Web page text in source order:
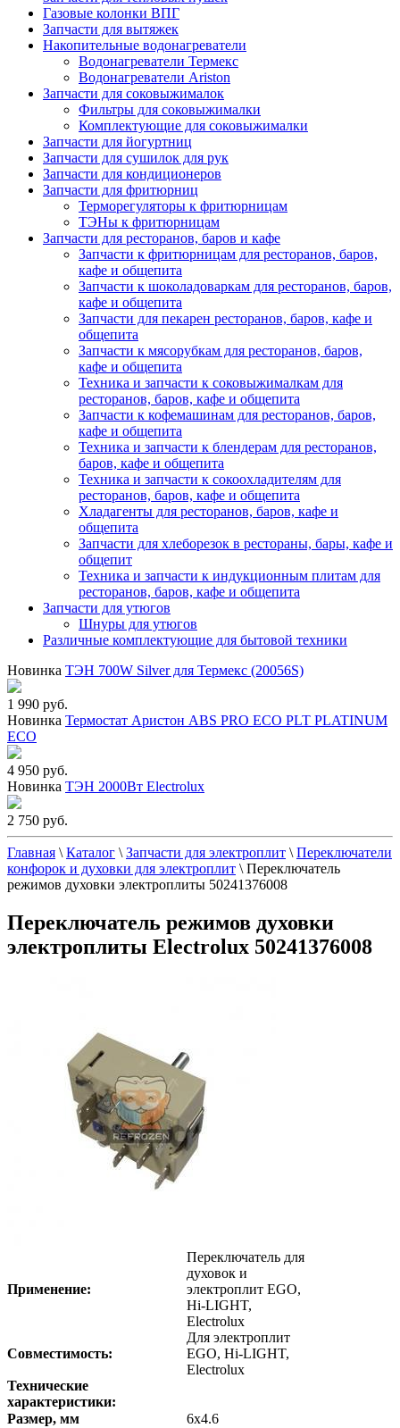
Газовые колонки ВПГ
Запчасти для вытяжек
Накопительные водонагреватели
Водонагреватели Термекс
Водонагреватели Ariston
Запчасти для соковыжималок
Фильтры для соковыжималки
Комплектующие для соковыжималки
Запчасти для йогуртниц
Запчасти для сушилок для рук
Запчасти для кондиционеров
Запчасти для фритюрниц
Терморегуляторы к фритюрницам
ТЭНы к фритюрницам
Запчасти для ресторанов, баров и кафе
Запчасти к фритюрницам для ресторанов, баров,
кафе и общепита
Запчасти к шоколадоваркам для ресторанов, баров,
кафе и общепита
Запчасти для пекарен ресторанов, баров, кафе и
общепита
Запчасти к мясорубкам для ресторанов, баров,
кафе и общепита
Техника и запчасти к соковыжималкам для
ресторанов, баров, кафе и общепита
Запчасти к кофемашинам для ресторанов, баров,
кафе и общепита
Техника и запчасти к блендерам для ресторанов,
баров, кафе и общепита
Техника и запчасти к сокоохладителям для
ресторанов, баров, кафе и общепита
Хладагенты для ресторанов, баров, кафе и
общепита
Запчасти для хлеборезок в рестораны, бары, кафе и
общепит
Техника и запчасти к индукционным плитам для
ресторанов, баров, кафе и общепита
Запчасти для утюгов
Шнуры для утюгов
Различные комплектующие для бытовой техники
Новинка ТЭН 700W Silver для Термекс (20056S)
1 990 руб.
Новинка Термостат Аристон ABS PRO ECO PLT PLATINUM
ECO
4 950 руб.
Новинка ТЭН 2000Вт Electrolux
2 750 руб.
Главная \ Каталог \ Запчасти для электроплит \ Переключатели
конфорок и духовки для электроплит \ Переключатель
режимов духовки электроплиты 50241376008
Переключатель режимов духовки
электроплиты Electrolux 50241376008
Применение:
Переключатель для
духовок и
электроплит EGO,
Hi-LIGHT,
Electrolux
Совместимость:
Для электроплит
EGO, Hi-LIGHT,
Electrolux
Технические
характеристики:
Размер, мм
6х4.6